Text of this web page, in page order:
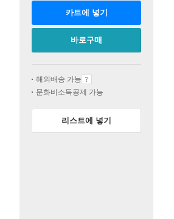
카트에 넣기
바로구매
해외배송 가능
문화비소득공제 가능
리스트에 넣기